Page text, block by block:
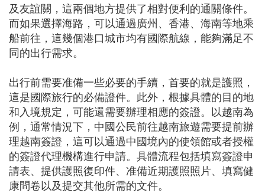
及友誼關，這兩個地方提供了相對便利的通關條件。
而如果選擇海路，可以通過廣州、香港、海南等地乘
船前往，這幾個港口城市均有國際航線，能夠滿足不
同的出行需求。
出行前需要准備一些必要的手續，首要的就是護照，
這是國際旅行的必備證件。此外，根據具體的目的地
和入境規定，可能還需要辦理相應的簽證。以越南為
例，通常情況下，中國公民前往越南旅遊需要提前辦
理越南簽證，這可以通過中國境內的使領館或者授權
的簽證代理機構進行申請。具體流程包括填寫簽證申
請表、提供護照復印件、准備近期護照照片、填寫健
康問卷以及提交其他所需的文件。